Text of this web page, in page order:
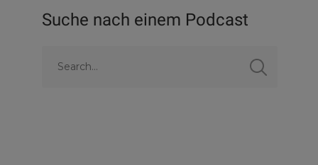
Suche nach einem Podcast